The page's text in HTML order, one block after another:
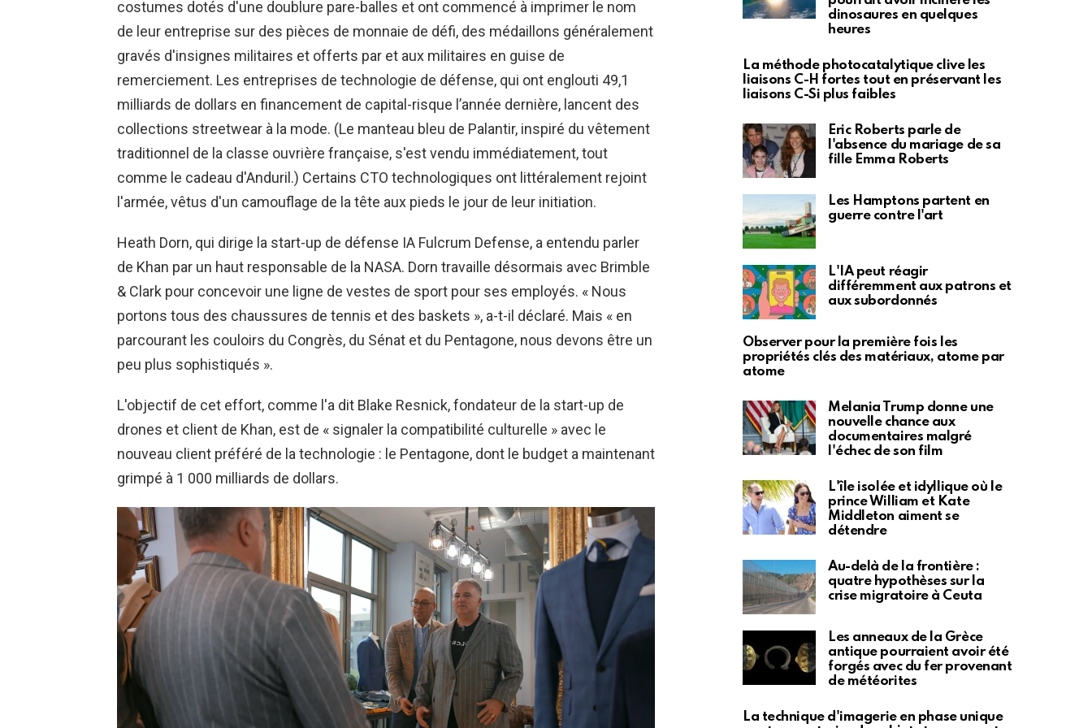
costumes dotés d'une doublure pare-balles et ont commencé à imprimer le nom
de leur entreprise sur des pièces de monnaie de défi, des médaillons généralement
gravés d'insignes militaires et offerts par et aux militaires en guise de
remerciement. Les entreprises de technologie de défense, qui ont englouti 49,1
milliards de dollars en financement de capital-risque l’année dernière, lancent des
collections streetwear à la mode. (Le manteau bleu de Palantir, inspiré du vêtement
traditionnel de la classe ouvrière française, s'est vendu immédiatement, tout
comme le cadeau d'Anduril.) Certains CTO technologiques ont littéralement rejoint
l'armée, vêtus d'un camouflage de la tête aux pieds le jour de leur initiation.
Heath Dorn, qui dirige la start-up de défense IA Fulcrum Defense, a entendu parler
de Khan par un haut responsable de la NASA. Dorn travaille désormais avec Brimble
& Clark pour concevoir une ligne de vestes de sport pour ses employés. « Nous
portons tous des chaussures de tennis et des baskets », a-t-il déclaré. Mais « en
parcourant les couloirs du Congrès, du Sénat et du Pentagone, nous devons être un
peu plus sophistiqués ».
L'objectif de cet effort, comme l'a dit Blake Resnick, fondateur de la start-up de
drones et client de Khan, est de « signaler la compatibilité culturelle » avec le
nouveau client préféré de la technologie : le Pentagone, dont le budget a maintenant
grimpé à 1 000 milliards de dollars.
dinosaures en quelques
heures
La méthode photocatalytique clive les
liaisons C-H fortes tout en préservant les
liaisons C-Si plus faibles
Eric Roberts parle de
l'absence du mariage de sa
fille Emma Roberts
Les Hamptons partent en
guerre contre l'art
L'IA peut réagir
différemment aux patrons et
aux subordonnés
Observer pour la première fois les
propriétés clés des matériaux, atome par
atome
Melania Trump donne une
nouvelle chance aux
documentaires malgré
l'échec de son film
L'île isolée et idyllique où le
prince William et Kate
Middleton aiment se
détendre
Au-delà de la frontière :
quatre hypothèses sur la
crise migratoire à Ceuta
Les anneaux de la Grèce
antique pourraient avoir été
forgés avec du fer provenant
de météorites
La technique d'imagerie en phase unique